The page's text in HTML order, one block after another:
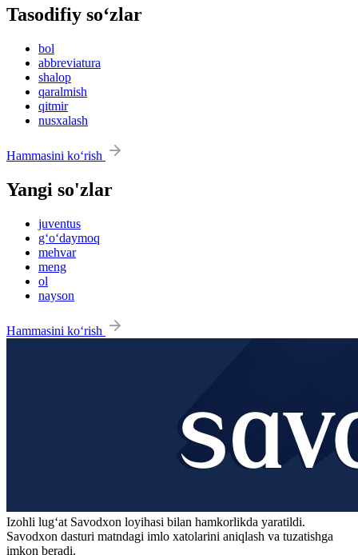
Tasodifiy so‘zlar
bol
abbreviatura
shalop
qaralmish
qitmir
nusxalash
Hammasini ko‘rish
Yangi so'zlar
juventus
g‘o‘daymoq
mehvar
meng
ol
nayson
Hammasini ko‘rish
Izohli lugʻat Savodxon loyihasi bilan hamkorlikda yaratildi.
Savodxon dasturi matndagi imlo xatolarini aniqlash va tuzatishga
imkon beradi.